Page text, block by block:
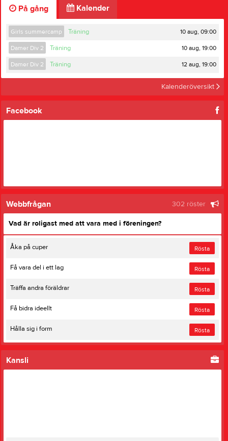
På gång Kalender
Girls summercamp Träning 10 aug, 09:00
Damer Div 2 Träning 10 aug, 19:00
Damer Div 2 Träning 12 aug, 19:00
Kalenderöversikt
Facebook
Webbfrågan 302 röster
Vad är roligast med att vara med i föreningen?
Rösta
Åka på cuper
Rösta
Få vara del i ett lag
Rösta
Träffa andra föräldrar
Rösta
Få bidra ideellt
Rösta
Hålla sig i form
Kansli